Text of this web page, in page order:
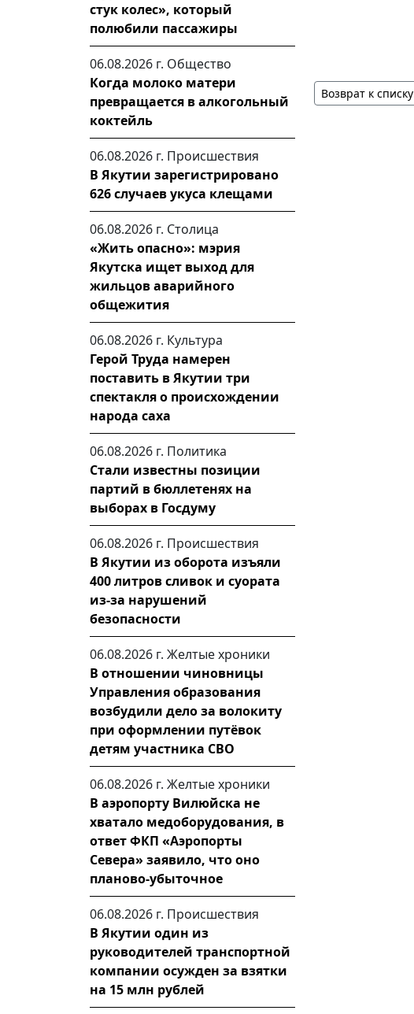
стук колес», который
полюбили пассажиры
06.08.2026 г. Общество
Когда молоко матери
превращается в алкогольный
коктейль
06.08.2026 г. Происшествия
В Якутии зарегистрировано
626 случаев укуса клещами
06.08.2026 г. Столица
«Жить опасно»: мэрия
Якутска ищет выход для
жильцов аварийного
общежития
06.08.2026 г. Культура
Герой Труда намерен
поставить в Якутии три
спектакля о происхождении
народа саха
06.08.2026 г. Политика
Стали известны позиции
партий в бюллетенях на
выборах в Госдуму
06.08.2026 г. Происшествия
В Якутии из оборота изъяли
400 литров сливок и суората
из-за нарушений
безопасности
06.08.2026 г. Желтые хроники
В отношении чиновницы
Управления образования
возбудили дело за волокиту
при оформлении путёвок
детям участника СВО
06.08.2026 г. Желтые хроники
В аэропорту Вилюйска не
хватало медоборудования, в
ответ ФКП «Аэропорты
Севера» заявило, что оно
планово-убыточное
06.08.2026 г. Происшествия
В Якутии один из
руководителей транспортной
компании осужден за взятки
на 15 млн рублей
Возврат к списку